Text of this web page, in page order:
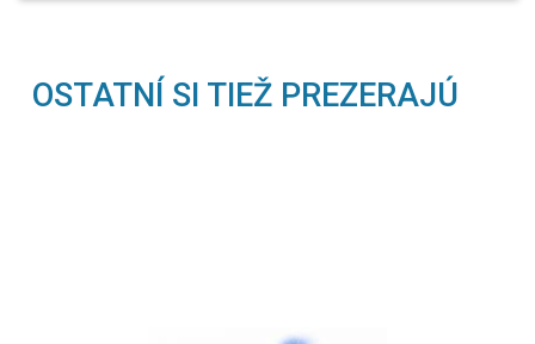
OSTATNÍ SI TIEŽ PREZERAJÚ